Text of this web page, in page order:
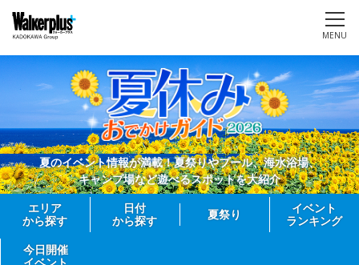
MENU
夏のイベント情報が満載！夏祭りやプール、海水浴場、
キャンプ場など遊べるスポットを大紹介
エリア
から探す
日付
から探す
夏祭り
イベント
ランキング
今日開催
イベント